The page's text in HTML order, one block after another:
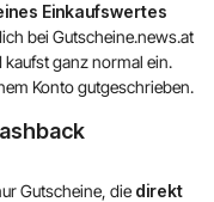
Einkaufswertes
bei Gutscheine.news.at
ganz normal ein.
Konto gutgeschrieben.
Gutscheine, die direkt